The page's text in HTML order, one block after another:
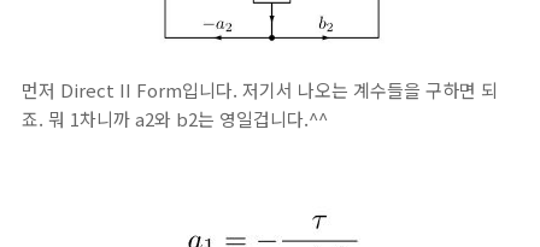
먼저 Direct II Form입니다. 저기서 나오는 계수들을 구하면 되
죠. 뭐 1차니까 a2와 b2는 영일겁니다.^^